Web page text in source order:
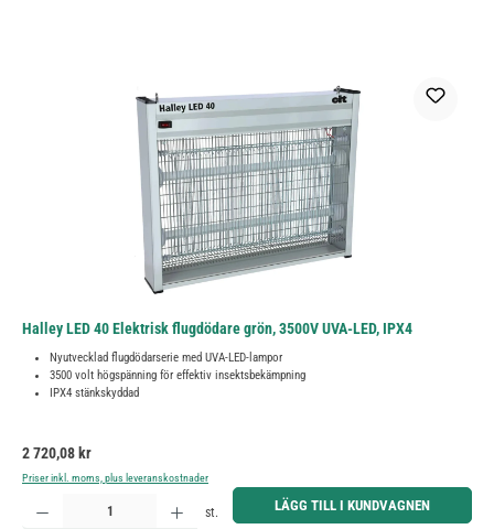
Halley LED 40 Elektrisk flugdödare grön, 3500V UVA-LED, IPX4
Nyutvecklad flugdödarserie med UVA-LED-lampor
3500 volt högspänning för effektiv insektsbekämpning
IPX4 stänkskyddad
Ordinarie pris:
2 720,08 kr
Priser inkl. moms, plus leveranskostnader
Produktkvantitet: Ange önskat belopp eller använd knapparna för att öka eller minska kvantiteten.
st. LÄGG TILL I KUNDVAGNEN